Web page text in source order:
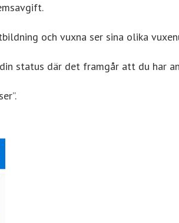
och vuxna ser sina olika
status där det framgår att du har